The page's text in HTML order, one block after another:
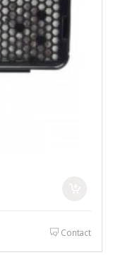
Contact